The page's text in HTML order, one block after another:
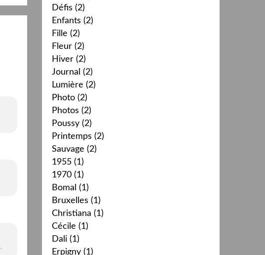
Défis (2)
Enfants (2)
Fille (2)
Fleur (2)
Hiver (2)
Journal (2)
Lumière (2)
Photo (2)
Photos (2)
Poussy (2)
Printemps (2)
Sauvage (2)
1955 (1)
1970 (1)
Bomal (1)
Bruxelles (1)
Christiana (1)
Cécile (1)
Dali (1)
Erpigny (1)